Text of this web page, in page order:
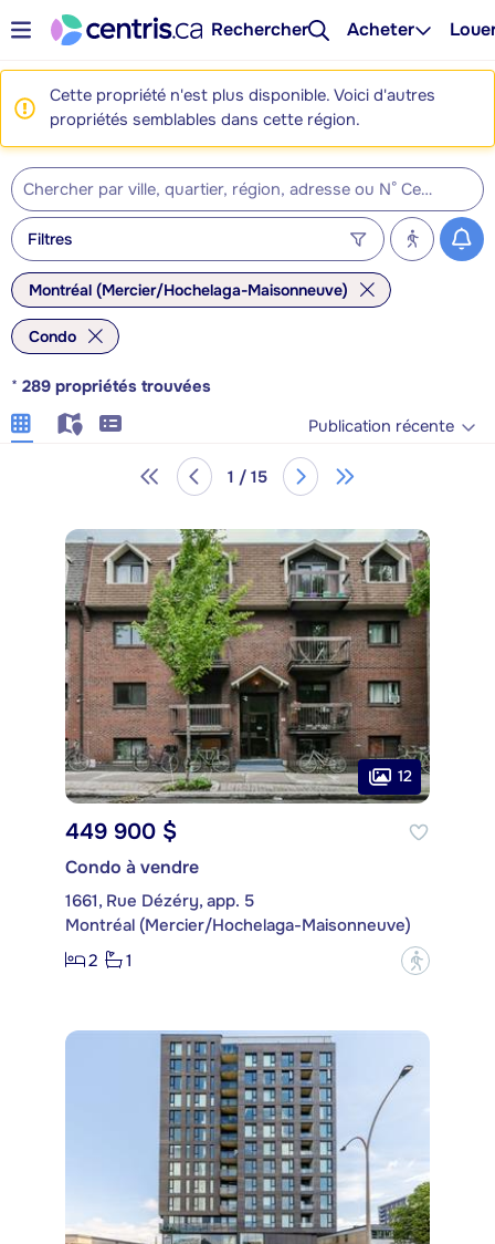
Rechercher Acheter
Cette propriété n'est plus disponible. Voici d'autres
propriétés semblables dans cette région.
Filtres
Montréal (Mercier/Hochelaga-Maisonneuve)
Condo
* 289 propriétés trouvées
Publication récente
1 / 15
12
449 900 $
Condo à vendre
1661, Rue Dézéry, app. 5
Montréal (Mercier/Hochelaga-Maisonneuve)
2
1 ?